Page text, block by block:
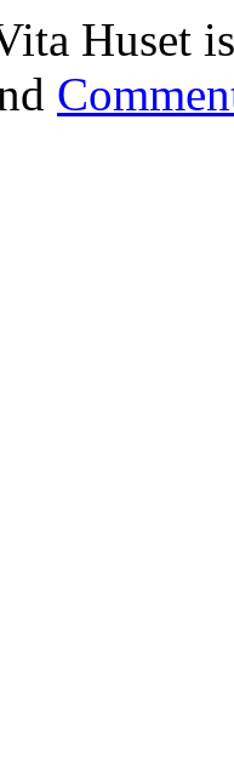
Huset